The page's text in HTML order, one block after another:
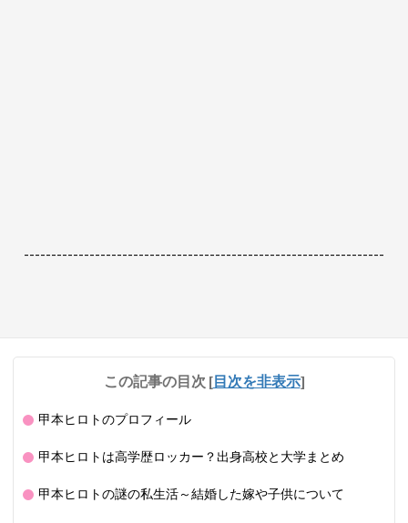
------------------------------------------------------------------
この記事の目次 [目次を非表示]
甲本ヒロトのプロフィール
甲本ヒロトは高学歴ロッカー？出身高校と大学まとめ
甲本ヒロトの謎の私生活～結婚した嫁や子供について